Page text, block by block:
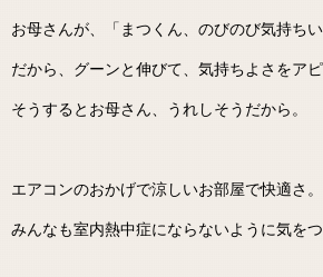
お母さんが、「まつくん、のびのび気持ちい
だから、グーンと伸びて、気持ちよさをアピ
そうするとお母さん、うれしそうだから。
エアコンのおかげで涼しいお部屋で快適さ。
みんなも室内熱中症にならないように気をつ